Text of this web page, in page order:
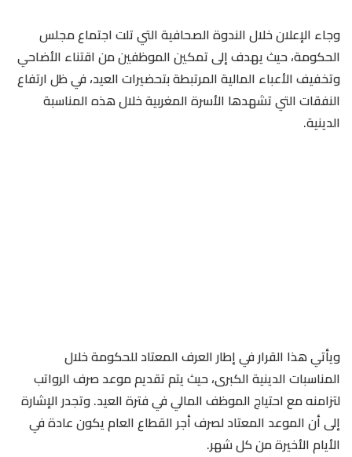
وجاء الإعلان خلال الندوة الصحافية التي تلت اجتماع مجلس
الحكومة، حيث يهدف إلى تمكين الموظفين من اقتناء الأضاحي
وتخفيف الأعباء المالية المرتبطة بتحضيرات العيد، في ظل ارتفاع
النفقات التي تشهدها الأسرة المغربية خلال هذه المناسبة
الدينية.
ويأتي هذا القرار في إطار العرف المعتاد للحكومة خلال
المناسبات الدينية الكبرى، حيث يتم تقديم موعد صرف الرواتب
لتزامنه مع احتياج الموظف المالي في فترة العيد. وتجدر الإشارة
إلى أن الموعد المعتاد لصرف أجر القطاع العام يكون عادة في
الأيام الأخيرة من كل شهر.